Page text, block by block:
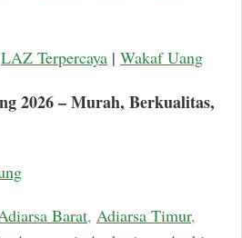
LAZ Terpercaya | Wakaf Uang
2026 – Murah, Berkualitas,
Barat, Adiarsa Timur,